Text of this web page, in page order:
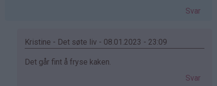
Svar
Kristine - Det søte liv - 08.01.2023 - 23:09
Som
Det går fint å fryse kaken.
Svar